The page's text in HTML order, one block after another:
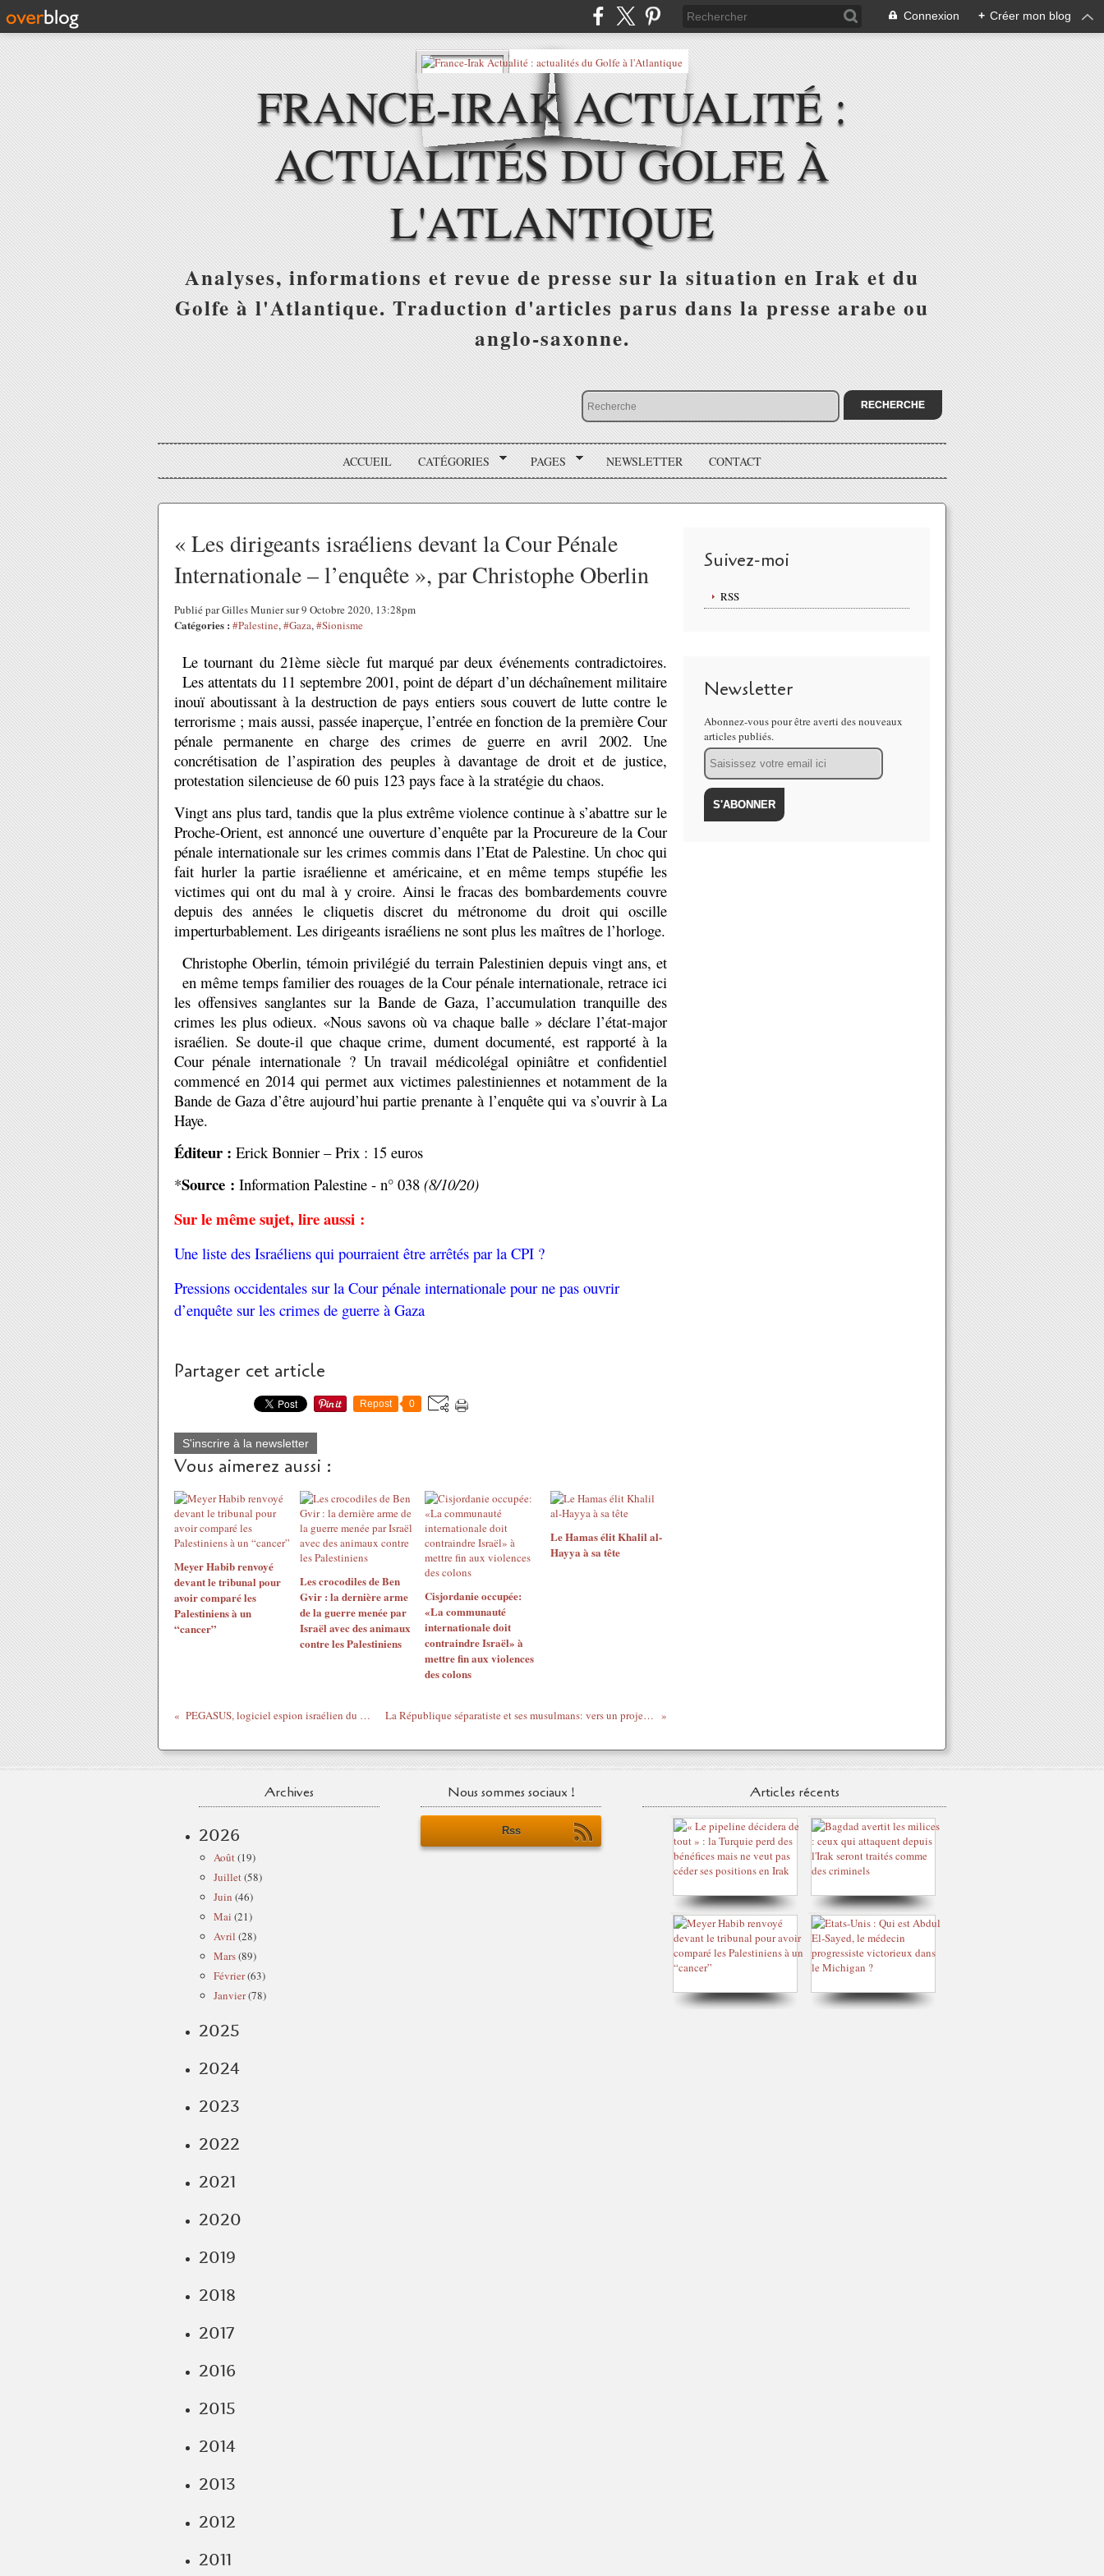
Connexion + Créer mon blog
FRANCE-IRAK ACTUALITÉ :
ACTUALITÉS DU GOLFE À
L'ATLANTIQUE
Analyses, informations et revue de presse sur la situation en Irak et du
Golfe à l'Atlantique. Traduction d'articles parus dans la presse arabe ou
anglo-saxonne.
ACCUEIL CATÉGORIES PAGES NEWSLETTER CONTACT
« Les dirigeants israéliens devant la Cour Pénale
Internationale – l’enquête », par Christophe Oberlin
Publié par Gilles Munier sur 9 Octobre 2020, 13:28pm
Catégories : #Palestine,#Gaza,#Sionisme
Le tournant du 21ème siècle fut marqué par deux événements contradictoires.
Les attentats du 11 septembre 2001, point de départ d’un déchaînement militaire
inouï aboutissant à la destruction de pays entiers sous couvert de lutte contre le
terrorisme ; mais aussi, passée inaperçue, l’entrée en fonction de la première Cour
pénale permanente en charge des crimes de guerre en avril 2002. Une
concrétisation de l’aspiration des peuples à davantage de droit et de justice,
protestation silencieuse de 60 puis 123 pays face à la stratégie du chaos.
Vingt ans plus tard, tandis que la plus extrême violence continue à s’abattre sur le
Proche-Orient, est annoncé une ouverture d’enquête par la Procureure de la Cour
pénale internationale sur les crimes commis dans l’Etat de Palestine. Un choc qui
fait hurler la partie israélienne et américaine, et en même temps stupéfie les
victimes qui ont du mal à y croire. Ainsi le fracas des bombardements couvre
depuis des années le cliquetis discret du métronome du droit qui oscille
imperturbablement. Les dirigeants israéliens ne sont plus les maîtres de l’horloge.
Christophe Oberlin, témoin privilégié du terrain Palestinien depuis vingt ans, et
en même temps familier des rouages de la Cour pénale internationale, retrace ici
les offensives sanglantes sur la Bande de Gaza, l’accumulation tranquille des
crimes les plus odieux. «Nous savons où va chaque balle » déclare l’état-major
israélien. Se doute-il que chaque crime, dument documenté, est rapporté à la
Cour pénale internationale ? Un travail médicolégal opiniâtre et confidentiel
commencé en 2014 qui permet aux victimes palestiniennes et notamment de la
Bande de Gaza d’être aujourd’hui partie prenante à l’enquête qui va s’ouvrir à La
Haye.
Éditeur : Erick Bonnier – Prix : 15 euros
*Source : Information Palestine - n° 038 (8/10/20)
Sur le même sujet, lire aussi :
Une liste des Israéliens qui pourraient être arrêtés par la CPI ?
Pressions occidentales sur la Cour pénale internationale pour ne pas ouvrir
d’enquête sur les crimes de guerre à Gaza
Partager cet article
Repost 0
S'inscrire à la newsletter
Vous aimerez aussi :
Meyer Habib renvoyé
devant le tribunal pour
avoir comparé les
Palestiniens à un
“cancer”
Les crocodiles de Ben
Gvir : la dernière arme
de la guerre menée par
Israël avec des animaux
contre les Palestiniens
Cisjordanie occupée:
«La communauté
internationale doit
contraindre Israël» à
mettre fin aux violences
des colons
Le Hamas élit Khalil al-
Hayya à sa tête
PEGASUS, logiciel espion israélien du groupe NSO La République séparatiste et ses musulmans: vers un projet néo-colonial?
Suivez-moi
RSS
Newsletter
Abonnez-vous pour être averti des nouveaux
articles publiés.
Email
Archives
2026
Août(19)
Juillet(58)
Juin (46)
Mai (21)
Avril (28)
Mars(89)
Février(63)
Janvier(78)
2025
2024
2023
2022
2021
2020
2019
2018
2017
2016
2015
2014
2013
2012
2011
Nous sommes sociaux !
Rss
Articles récents